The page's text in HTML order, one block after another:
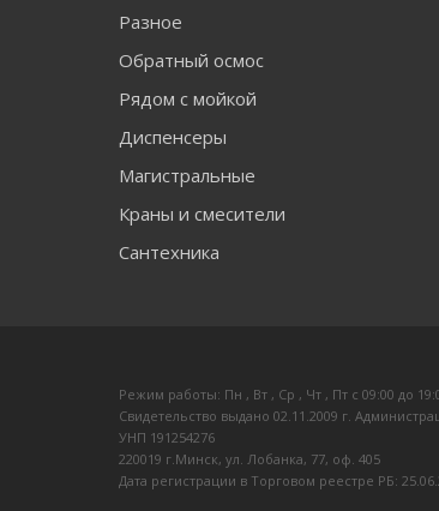
Разное
Обратный осмос
Рядом с мойкой
Диспенсеры
Магистральные
Краны и смесители
Сантехника
Режим работы: Пн , Вт , Ср , Чт , Пт c 09:00 до
Свидетельство выдано 02.11.2009 г.
УНП 191254276
220019 г.Минск, ул. Лобанка, 77, оф. 405
Дата регистрации в Торговом реестре РБ: